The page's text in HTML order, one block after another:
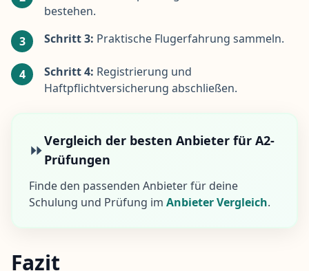
bestehen.
3
Schritt 3: Praktische Flugerfahrung sammeln.
4 Schritt 4: Registrierung und
Haftpflichtversicherung abschließen.
⏩Vergleich der besten Anbieter für A2-
Prüfungen
Finde den passenden Anbieter für deine
Schulung und Prüfung im Anbieter Vergleich.
Fazit